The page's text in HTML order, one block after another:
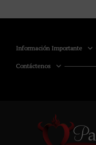
Información Importante
Contáctenos